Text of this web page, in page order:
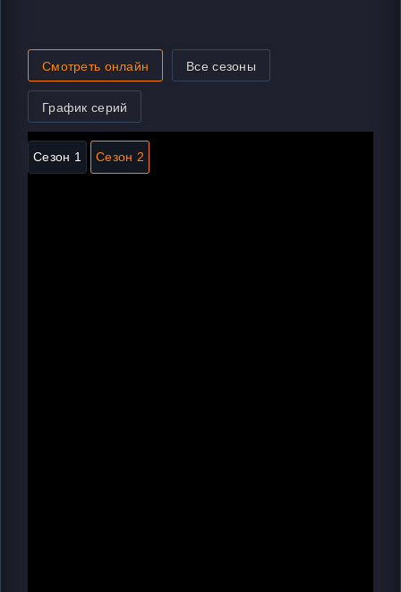
Смотреть онлайн Все сезоны
График серий
Сезон 1 Сезон 2